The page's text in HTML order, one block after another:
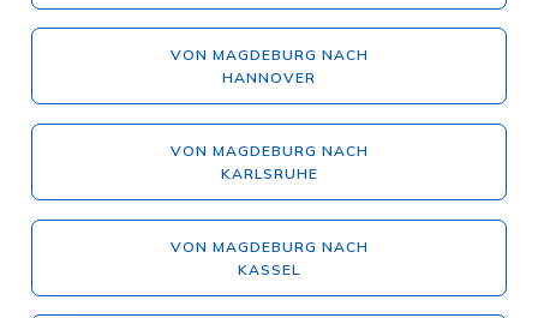
VON MAGDEBURG NACH
HANNOVER
VON MAGDEBURG NACH
KARLSRUHE
VON MAGDEBURG NACH
KASSEL